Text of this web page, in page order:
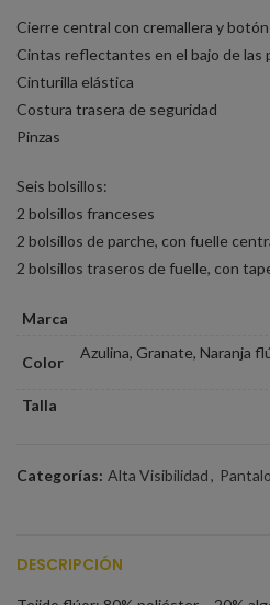
Cierre central con cremallera y botón
Cintas reflectantes en el bajo de las
Cinturilla elástica
Costura trasera de seguridad
Pinzas
Seis bolsillos:
2 bolsillos franceses
2 bolsillos de parche, con fuelle
2 bolsillos traseros de fuelle, con
Marca
Color
Azulina, Granate, Naranja
Talla
Categorías: Alta Visibilidad,
DESCRIPCIÓN